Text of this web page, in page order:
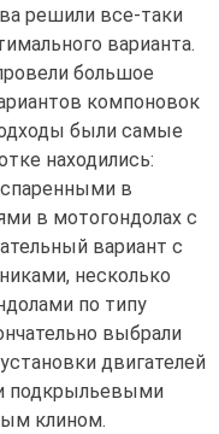
решили все-таки
варианта.
большое
компоновок
были самые
находились:
в
в мотогондолах с
вариант с
несколько
по типу
выбрали
двигателей
подкрыльевыми
клином.